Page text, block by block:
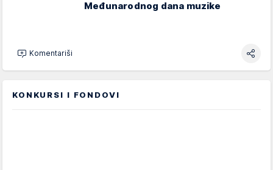
Međunarodnog dana muzike
Komentariši
KONKURSI I FONDOVI